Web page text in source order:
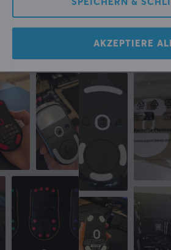
Mehr aus unserer
Community
SPEICHERN &
AKZEPTIERE